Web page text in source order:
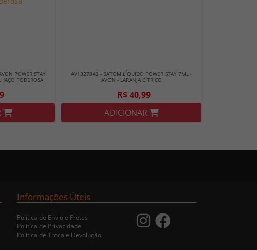
POWER STAY
PODEROSA
AV1327842 - BATOM LÍQUIDO POWER STAY 7ML -
AVON - LARANJA CÍTRICO
R$ 40,99
ADICIONAR
Informações Úteis
Política de Envio e Fretes
Política de Privacidade
Política de Troca e Devolução